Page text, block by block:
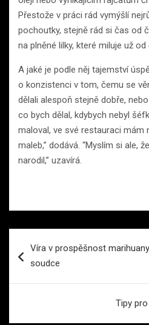
Přestože v práci rád vymýšlí
pochoutky, stejně rád si čas od
na plněné lilky, které miluje už od
A jaké je podle něj tajemství
o konzistenci v tom, čemu se
dělali alespoň stejně dobře,
co bych dělal, kdybych nebyl
maloval, ve své restauraci mám
maleb,” dodává. “Myslím si ale,
narodil,” uzavírá.
proVíra v prospěšnost
soudce
Tipy